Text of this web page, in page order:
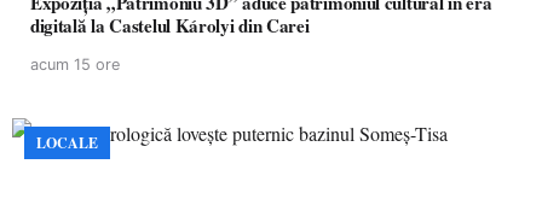
digitală la Castelul Károlyi din Carei
acum 15 ore
LOCALE